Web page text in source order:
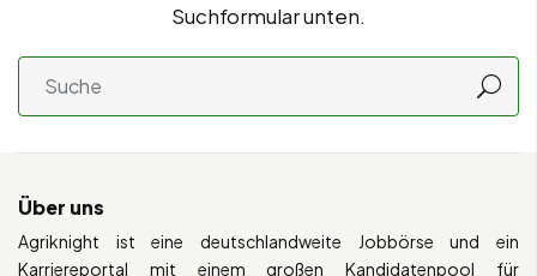
Suchformular unten.
Über uns
Agriknight ist eine deutschlandweite Jobbörse und ein
Karriereportal mit einem großen Kandidatenpool für